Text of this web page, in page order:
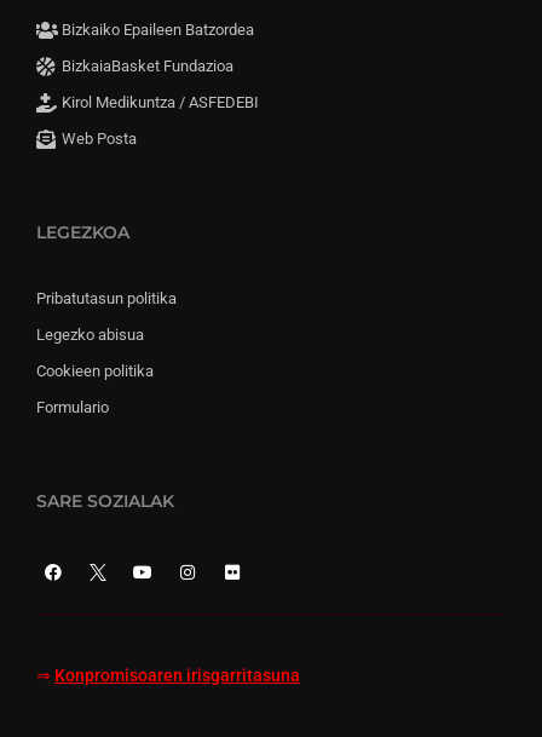
Bizkaiko Epaileen Batzordea
BizkaiaBasket Fundazioa
Kirol Medikuntza / ASFEDEBI
Web Posta
LEGEZKOA
Pribatutasun politika
Legezko abisua
Cookieen politika
Formulario
SARE SOZIALAK
⇒ Konpromisoaren irisgarritasuna